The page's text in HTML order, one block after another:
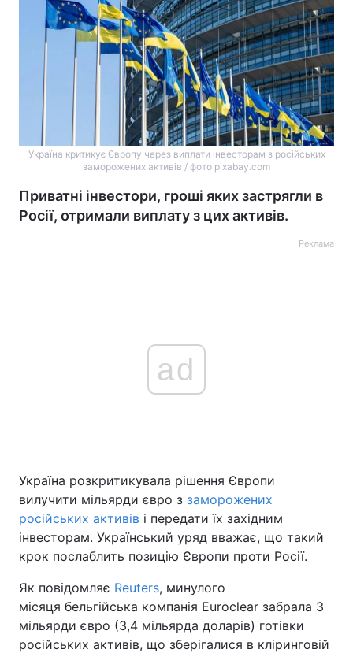
Україна критикує Європу через виплати інвесторам з російських
заморожених активів / фото pixabay.com
Приватні інвестори, гроші яких застрягли в
Росії, отримали виплату з цих активів.
Реклама
ad
Україна розкритикувала рішення Європи
вилучити мільярди євро з заморожених
російських активів і передати їх західним
інвесторам. Український уряд вважає, що такий
крок послаблить позицію Європи проти Росії.
Як повідомляє Reuters, минулого
місяця бельгійська компанія Euroclear забрала 3
мільярди євро (3,4 мільярда доларів) готівки
російських активів, що зберігалися в кліринговій